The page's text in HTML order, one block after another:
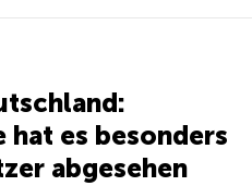
hat es besonders
abgesehen